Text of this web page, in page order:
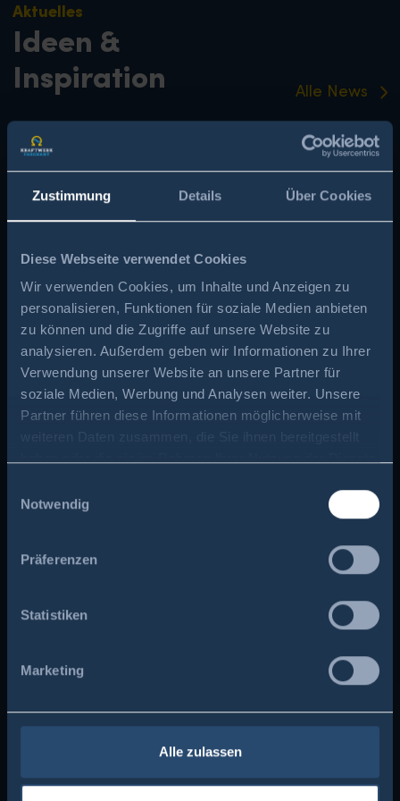
Zustimmung Details Über Cookies
Diese Webseite verwendet Cookies
Wir verwenden Cookies, um Inhalte und Anzeigen zu
personalisieren, Funktionen für soziale Medien anbieten
zu können und die Zugriffe auf unsere Website zu
analysieren. Außerdem geben wir Informationen zu Ihrer
Verwendung unserer Website an unsere Partner für
soziale Medien, Werbung und Analysen weiter. Unsere
Partner führen diese Informationen möglicherweise mit
Notwendig
Präferenzen
Statistiken
Marketing
Alle zulassen
Aktuelles
Ideen &
Inspiration
Alle News